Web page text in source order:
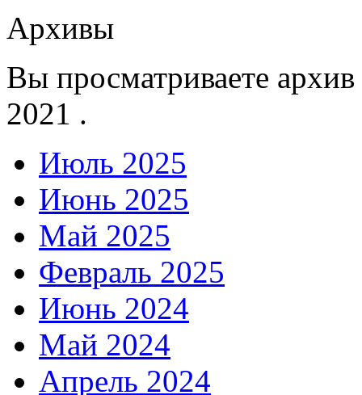
Архивы
Вы просматриваете
2021 .
Июль 2025
Июнь 2025
Май 2025
Февраль 2025
Июнь 2024
Май 2024
Апрель 2024